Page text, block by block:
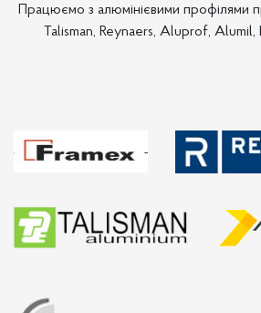
Працюємо з алюмінієвими профілями
Talisman, Reynaers, Aluprof, Alumil,